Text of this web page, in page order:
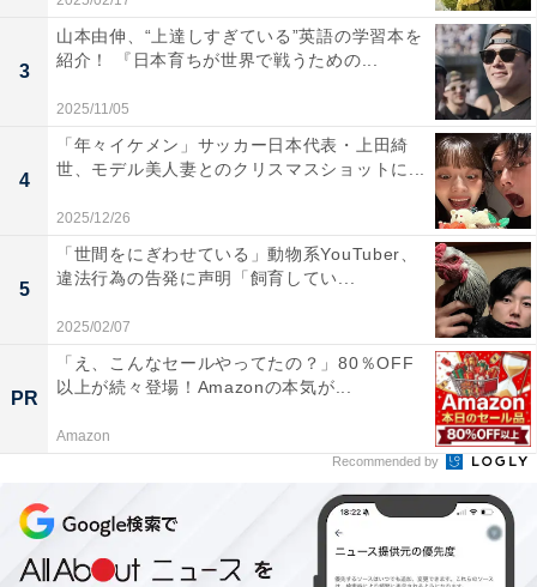
3
山本由伸、“上達しすぎている”英語の学習本を
紹介！ 『日本育ちが世界で戦うための...
2025/11/05
4
「年々イケメン」サッカー日本代表・上田綺
世、モデル美人妻とのクリスマスショットに...
2025/12/26
5
「世間をにぎわせている」動物系YouTuber、
違法行為の告発に声明「飼育してい...
2025/02/07
PR
「え、こんなセールやってたの？」80％OFF
以上が続々登場！Amazonの本気が...
Amazon
Recommended by